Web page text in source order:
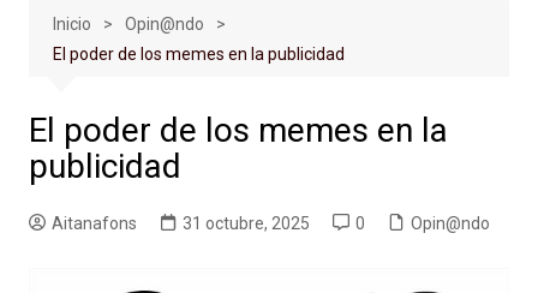
Inicio
Opin@ndo
El poder de los memes en la publicidad
El poder de los memes en la
publicidad
Aitanafons 31 octubre, 2025 0 Opin@ndo